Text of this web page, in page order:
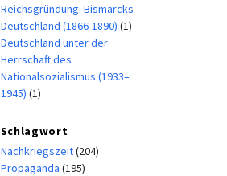
Reichsgründung: Bismarcks
Deutschland (1866-1890) (1)
Deutschland unter der
Herrschaft des
Nationalsozialismus (1933–
1945) (1)
Schlagwort
Nachkriegszeit(204)
Propaganda (195)